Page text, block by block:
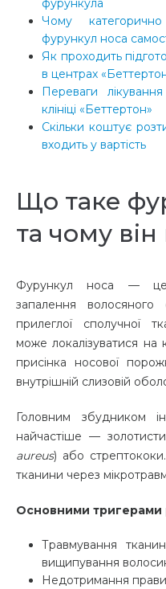
фурункула
Чому
фурункул носа
Як проходить
в центрах
Переваги
клініці «Беттертон»
Скільки коштує
входить у вартість
Що таке
та чому
Фурункул носа — це
запалення волосяного
прилеглої сполучної
може локалізуватися на
присінка носової
внутрішній слизовій
Головним збудником
найчастіше —
aureus) або
тканини через
Основними тригерами
Травмування
вищипування
Недотримання